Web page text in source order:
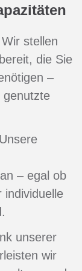
Wir stellen
die Sie
–
genutzte
Unsere
– egal ob
individuelle
unserer
wir